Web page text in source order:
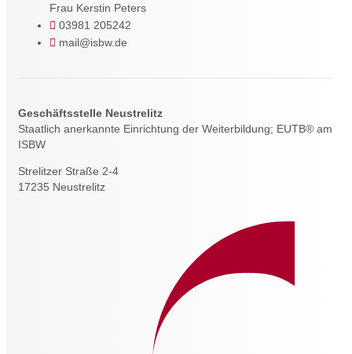
Frau Kerstin Peters
03981 205242
mail@isbw.de
Geschäftsstelle Neustrelitz
Staatlich anerkannte Einrichtung der Weiterbildung; EUTB® am
ISBW
Strelitzer Straße 2-4
17235 Neustrelitz